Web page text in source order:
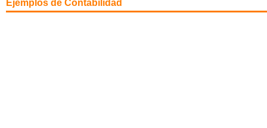
Ejemplos de Contabilidad